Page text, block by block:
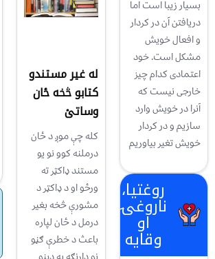
بسیار زیبا است اما
دریافتن آن در کردار
و افعال خویش
مشکل است. خود
اعتمادی کدام چیز
خارجی نیست که
آنرا در خویش وارد
سازیم و در کردار
خویش تغیر بیاوریم
روغتیا،
ناروغۍ
او
وقایه
له غیر مستندو
کتابو څخه ځان
وساتئ
کله چې موږ د ځان
درملنه کوو نو یو
مستند ډاکټر ته
ورځو او د ډاکټر د
مشورې څخه بغیر
درمل د ځان لپاره
باعث د خطرې ګڼو